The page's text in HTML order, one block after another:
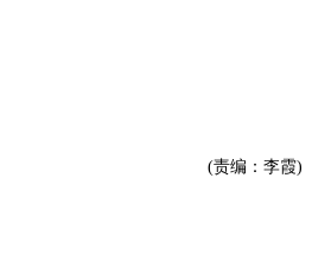
(责编：李霞)